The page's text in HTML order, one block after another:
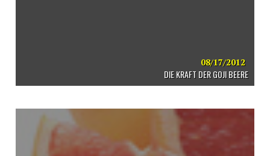
08/17/2012
DIE KRAFT DER GOJI BEERE